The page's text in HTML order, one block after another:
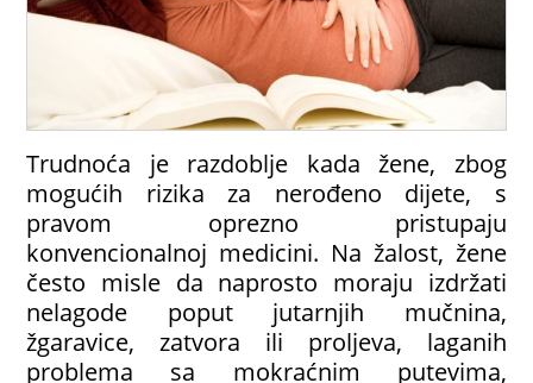
Trudnoća je razdoblje kada žene, zbog
mogućih rizika za nerođeno dijete, s
pravom oprezno pristupaju
konvencionalnoj medicini. Na žalost, žene
često misle da naprosto moraju izdržati
nelagode poput jutarnjih mučnina,
žgaravice, zatvora ili proljeva, laganih
problema sa mokraćnim putevima,